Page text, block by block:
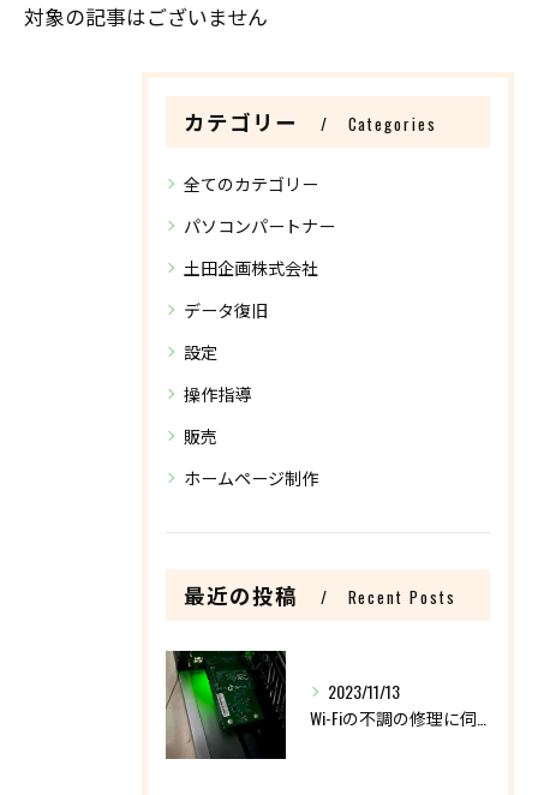
対象の記事はございません
カテゴリー Categories
全てのカテゴリー
パソコンパートナー
土田企画株式会社
データ復旧
設定
操作指導
販売
ホームページ制作
最近の投稿 Recent Posts
2023/11/13